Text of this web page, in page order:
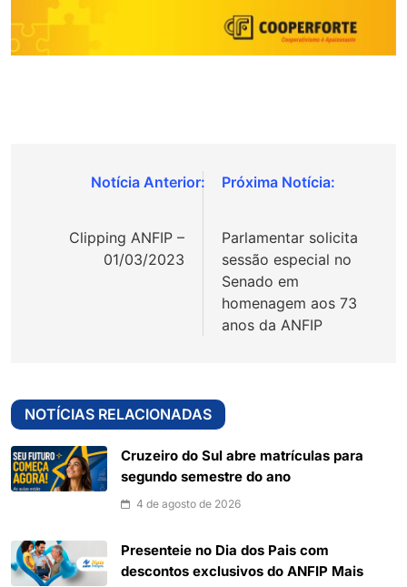
Navegação
Post
Clipping ANFIP –
01/03/2023
Parlamentar solicita
sessão especial no
Senado em
homenagem aos 73
anos da ANFIP
NOTÍCIAS RELACIONADAS
Cruzeiro do Sul abre matrículas para
segundo semestre do ano
4 de agosto de 2026
Presenteie no Dia dos Pais com
descontos exclusivos do ANFIP Mais